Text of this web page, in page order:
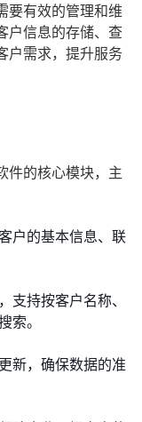
要有效的管理和维
户信息的存储、查
户需求，提升服务
件的核心模块，主
户的基本信息、联
支持按客户名称、
索。
新，确保数据的准